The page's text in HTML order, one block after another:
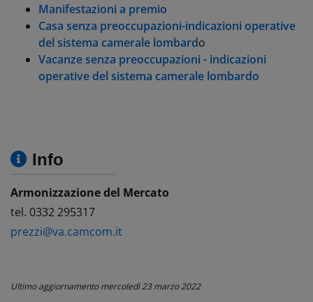
Manifestazioni a premio
Casa senza preoccupazioni-indicazioni operative
del sistema camerale lombardo
Vacanze senza preoccupazioni - indicazioni
operative del sistema camerale lombardo
Info
Armonizzazione del Mercato
tel. 0332 295317
prezzi@va.camcom.it
Ultimo aggiornamentomercoledì 23 marzo 2022